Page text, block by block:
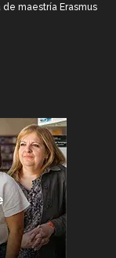
maestría Erasmus